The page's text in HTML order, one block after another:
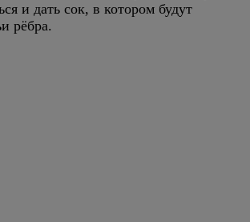
и дать сок, в котором будут
рёбра.